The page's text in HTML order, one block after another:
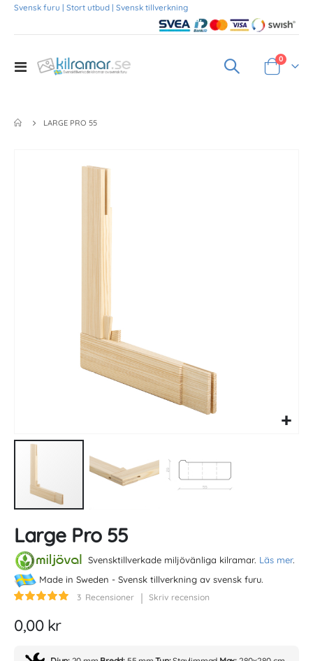
Svensk furu | Stort utbud | Svensk tillverkning
Toggle
Varukorg
0
LARGE PRO 55
to
the
beginning
of
the
images
gallery
Large Pro 55
Svensktillverkade miljövänliga kilramar. Läs mer.
Made in Sweden - Svensk tillverkning av svensk furu.
Betyg:
3 Recensioner Skriv recension
0,00 kr